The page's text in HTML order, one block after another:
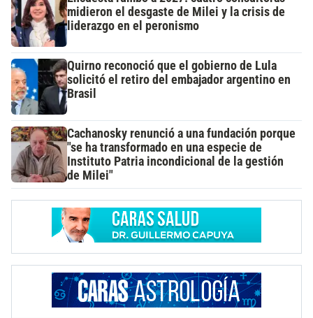
midieron el desgaste de Milei y la crisis de
liderazgo en el peronismo
Quirno reconoció que el gobierno de Lula
solicitó el retiro del embajador argentino en
Brasil
Cachanosky renunció a una fundación porque
"se ha transformado en una especie de
Instituto Patria incondicional de la gestión
de Milei"